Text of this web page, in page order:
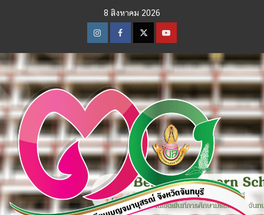
8 สิงหาคม 2026
InstagramFacebookTwitterYoutube